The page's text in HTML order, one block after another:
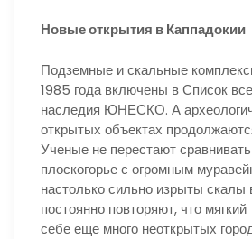
Новые открытия в Каппадокии
Подземные и скальные
1985 года включены в Список
наследия ЮНЕСКО. А
открытых объектах
Ученые не перестают
плоскогорье с огромным
настолько сильно изрыты скалы
постоянно повторяют, что
себе еще много неоткрытых